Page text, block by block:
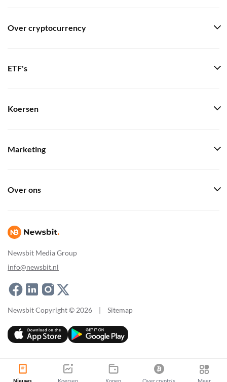
Newsbit Media Group
info@newsbit.nl
Over cryptocurrency
ETF's
Koersen
Marketing
Over ons
Newsbit Copyright © 2026 | Sitemap